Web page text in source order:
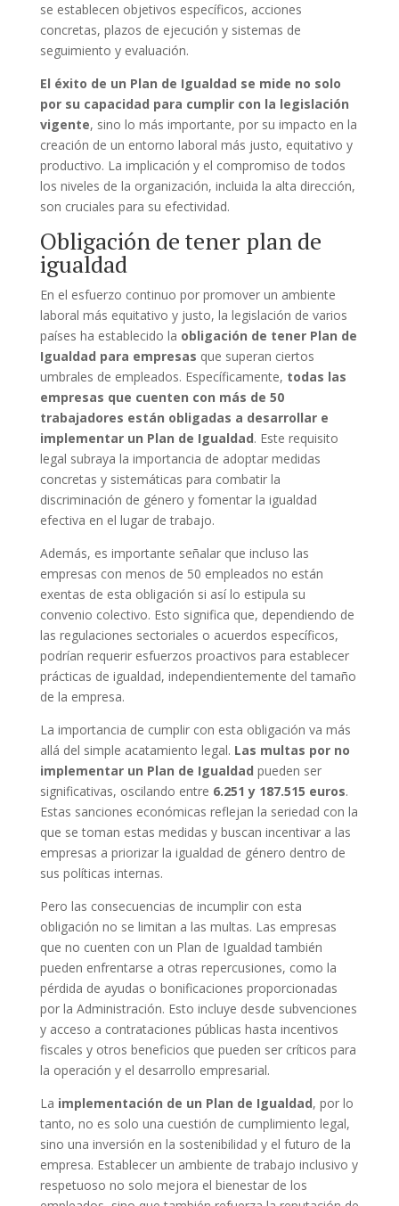
se establecen objetivos específicos, acciones
concretas, plazos de ejecución y sistemas de
seguimiento y evaluación.
El éxito de un Plan de Igualdad se mide no solo
por su capacidad para cumplir con la legislación
vigente, sino lo más importante, por su impacto en la
creación de un entorno laboral más justo, equitativo y
productivo. La implicación y el compromiso de todos
los niveles de la organización, incluida la alta dirección,
son cruciales para su efectividad.
Obligación de tener plan de
igualdad
En el esfuerzo continuo por promover un ambiente
laboral más equitativo y justo, la legislación de varios
países ha establecido la obligación de tener Plan de
Igualdad para empresas que superan ciertos
umbrales de empleados. Específicamente, todas las
empresas que cuenten con más de 50
trabajadores están obligadas a desarrollar e
implementar un Plan de Igualdad. Este requisito
legal subraya la importancia de adoptar medidas
concretas y sistemáticas para combatir la
discriminación de género y fomentar la igualdad
efectiva en el lugar de trabajo.
Además, es importante señalar que incluso las
empresas con menos de 50 empleados no están
exentas de esta obligación si así lo estipula su
convenio colectivo. Esto significa que, dependiendo de
las regulaciones sectoriales o acuerdos específicos,
podrían requerir esfuerzos proactivos para establecer
prácticas de igualdad, independientemente del tamaño
de la empresa.
La importancia de cumplir con esta obligación va más
allá del simple acatamiento legal. Las multas por no
implementar un Plan de Igualdad pueden ser
significativas, oscilando entre 6.251 y 187.515 euros.
Estas sanciones económicas reflejan la seriedad con la
que se toman estas medidas y buscan incentivar a las
empresas a priorizar la igualdad de género dentro de
sus políticas internas.
Pero las consecuencias de incumplir con esta
obligación no se limitan a las multas. Las empresas
que no cuenten con un Plan de Igualdad también
pueden enfrentarse a otras repercusiones, como la
pérdida de ayudas o bonificaciones proporcionadas
por la Administración. Esto incluye desde subvenciones
y acceso a contrataciones públicas hasta incentivos
fiscales y otros beneficios que pueden ser críticos para
la operación y el desarrollo empresarial.
La implementación de un Plan de Igualdad, por lo
tanto, no es solo una cuestión de cumplimiento legal,
sino una inversión en la sostenibilidad y el futuro de la
empresa. Establecer un ambiente de trabajo inclusivo y
respetuoso no solo mejora el bienestar de los